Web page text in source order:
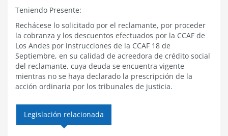
Teniendo Presente:
Rechácese lo solicitado por el reclamante, por proceder
la cobranza y los descuentos efectuados por la CCAF de
Los Andes por instrucciones de la CCAF 18 de
Septiembre, en su calidad de acreedora de crédito social
del reclamante, cuya deuda se encuentra vigente
mientras no se haya declarado la prescripción de la
acción ordinaria por los tribunales de justicia.
Legislación relacionada